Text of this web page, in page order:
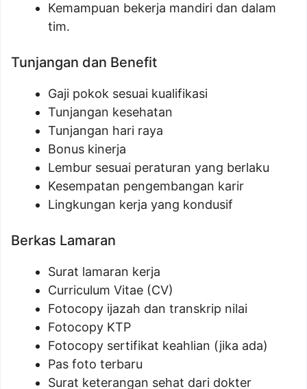
Kemampuan bekerja mandiri dan dalam
tim.
Tunjangan dan Benefit
Gaji pokok sesuai kualifikasi
Tunjangan kesehatan
Tunjangan hari raya
Bonus kinerja
Lembur sesuai peraturan yang berlaku
Kesempatan pengembangan karir
Lingkungan kerja yang kondusif
Berkas Lamaran
Surat lamaran kerja
Curriculum Vitae (CV)
Fotocopy ijazah dan transkrip nilai
Fotocopy KTP
Fotocopy sertifikat keahlian (jika ada)
Pas foto terbaru
Surat keterangan sehat dari dokter